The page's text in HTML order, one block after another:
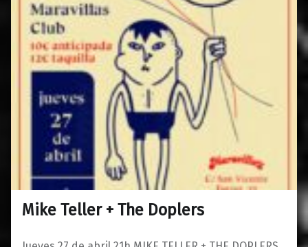
Mike Teller + The Doplers
21/03/20230
Maravillas